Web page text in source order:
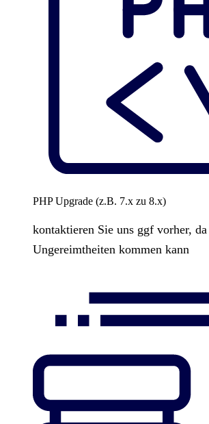
PHP Upgrade (z.B. 7.x zu 8.x)
kontaktieren Sie uns ggf vorher,
Ungereimtheiten kommen kann